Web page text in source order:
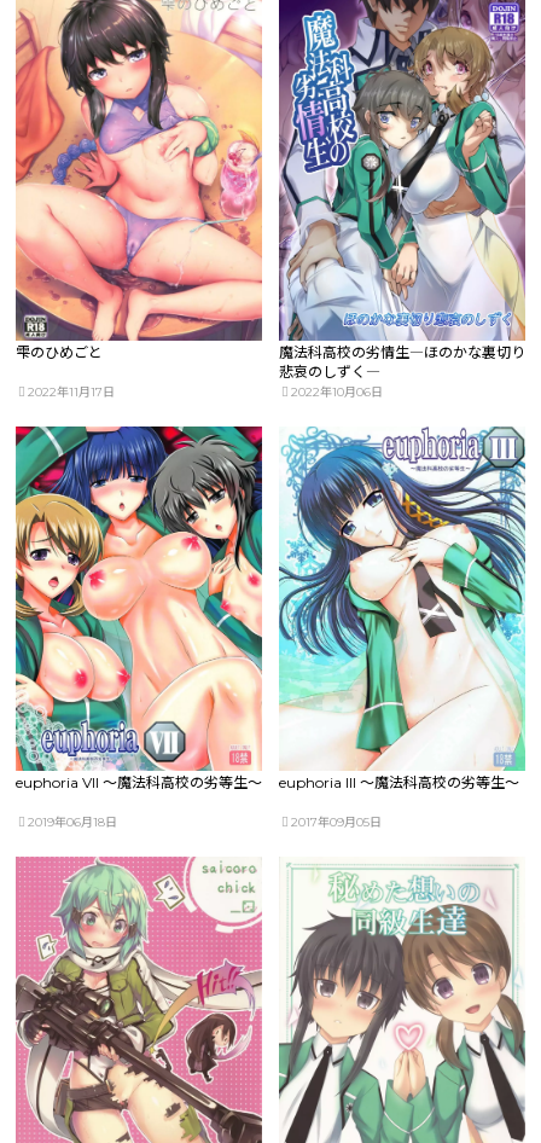
雫のひめごと
2022年11月17日
魔法科高校の劣情生―ほのかな裏切り
悲哀のしずく―
2022年10月06日
euphoria VII ～魔法科高校の劣等生～
2019年06月18日
euphoria III ～魔法科高校の劣等生～
2017年09月05日